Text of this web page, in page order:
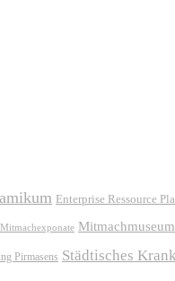
Enterprise Ressource
Mitmachexponate Mitmachmuseum
Pirmasens Städtisches